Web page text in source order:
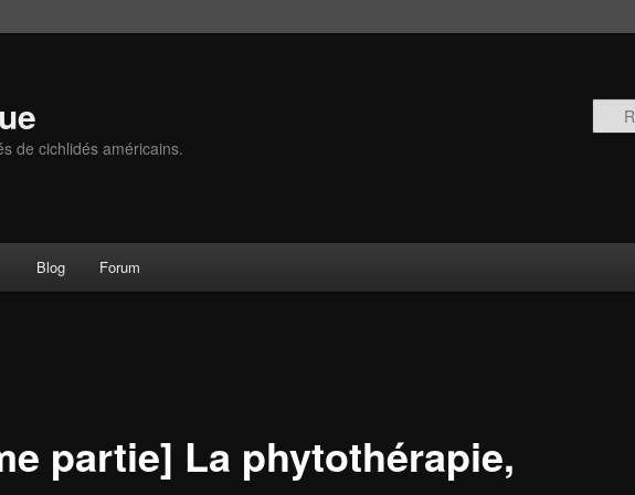
de cichlidés américains.
Blog Forum
partie] La phytothérapie,